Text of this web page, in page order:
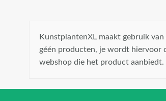
KunstplantenXL maakt gebruik
géén producten, je wordt hiervoor
webshop die het product aanbiedt.